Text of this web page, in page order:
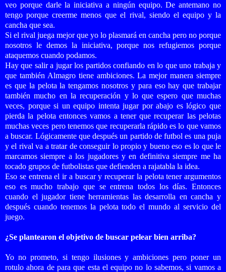
veo porque darle la iniciativa a ningún equipo. De antemano no
tengo porque creerme menos que el rival, siendo el equipo y la
cancha que sea.
Si el rival juega mejor que yo lo plasmará en cancha pero no porque
nosotros le demos la iniciativa, porque nos refugiemos porque
ataquemos cuando podamos.
Hay que salir a jugar los partidos confiando en lo que uno trabaja y
que también Almagro tiene ambiciones. La mejor manera siempre
es que la pelota la tengamos nosotros y para eso hay que trabajar
también mucho en la recuperación y lo que espero que muchas
veces, porque si un equipo intenta jugar por abajo es lógico que
pierda la pelota entonces vamos a tener que recuperar las pelotas
muchas veces pero tenemos que recuperarla rápido es lo que vamos
a buscar. Lógicamente que después un partido de futbol es una puja
y el rival va a tratar de conseguir lo propio y bueno eso es lo que le
marcamos siempre a los jugadores y en definitiva siempre me ha
tocado grupos de futbolistas que defienden a rajatabla la idea.
Eso se entrena el ir a buscar y recuperar la pelota tener argumentos
eso es mucho trabajo que se entrena todos los días. Entonces
cuando el jugador tiene herramientas las desarrolla en cancha y
después cuando tenemos la pelota todo el mundo al servicio del
juego.
¿Se plantearon el objetivo de buscar pelear bien arriba?
Yo no prometo, si tengo ilusiones y ambiciones pero poner un
rotulo ahora de para que esta el equipo no lo sabemos, si vamos a